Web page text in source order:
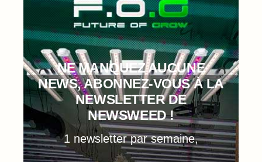
NE MANQUEZ AUCUNE
NEWS, ABONNEZ-VOUS À LA
NEWSLETTER DE
NEWSWEED !
1 newsletter par semaine,